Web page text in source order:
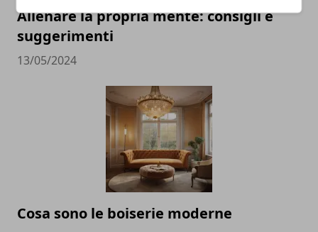
Allenare la propria mente: consigli e
suggerimenti
13/05/2024
Cosa sono le boiserie moderne